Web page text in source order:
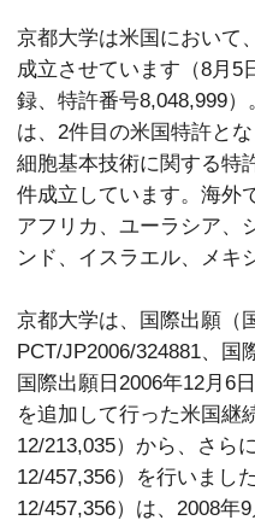
京都大学は米国において
成立させています（8月5
録、特許番号8,048,999
は、2件目の米国特許と
細胞基本技術に関する特
件成立しています。海外
アフリカ、ユーラシア、
ンド、イスラエル、メキ
京都大学は、国際出願（
PCT/JP2006/324881、国
国際出願日2006年12月6
を追加して行った米国継
12/213,035）から、さら
12/457,356）を行いまし
12/457,356）は、2008年